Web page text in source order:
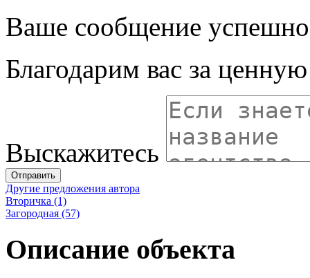
Ваше сообщение успешно
Благодарим вас за
Выскажитесь
Отправить
Другие предложения автора
Вторичка (1)
Загородная (57)
Описание объекта